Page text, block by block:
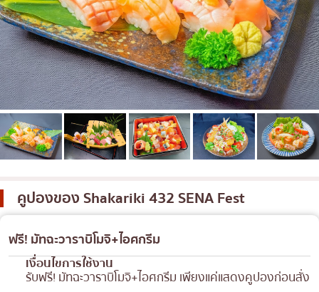
ร้านอาหารญี่ปุ่นแบบดั้งเดิม
ทาโกะยากิ
โอเด้ง/เมนูตุ๋นสไตล์ญี่ปุ่น
อาหารชุด/อาหารญี่ปุ่นสไตล์โฮมคุกกิ้ง
เบนโตะ/บริการส่งอาหารญี่ปุ่น
ลาดพร้าว
สมุทรปราการ
ปทุมธานี
สมุทรสาคร
ภูเก็ต
พัทยา
พระราม 3
อื่นๆ
คูปองของShakariki 432 SENA Fest
ฟรี! มัทฉะวาราบิโมจิ+ไอศกรีม
เงื่อนไขการใช้งาน
รับฟรี! มัทฉะวาราบิโมจิ+ไอศกรีม เพียงแค่แสดงคูปองก่อนสั่ง